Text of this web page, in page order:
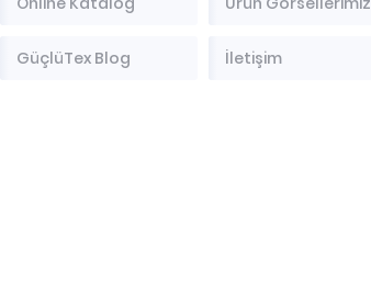
GüçlüTex Blog İletişim